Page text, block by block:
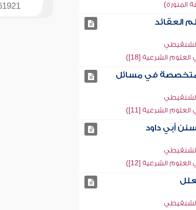
المنورة)
العقائد
الشرعية [18])
في مسائل
الشرعية [11])
أبي داود
الشرعية [12])